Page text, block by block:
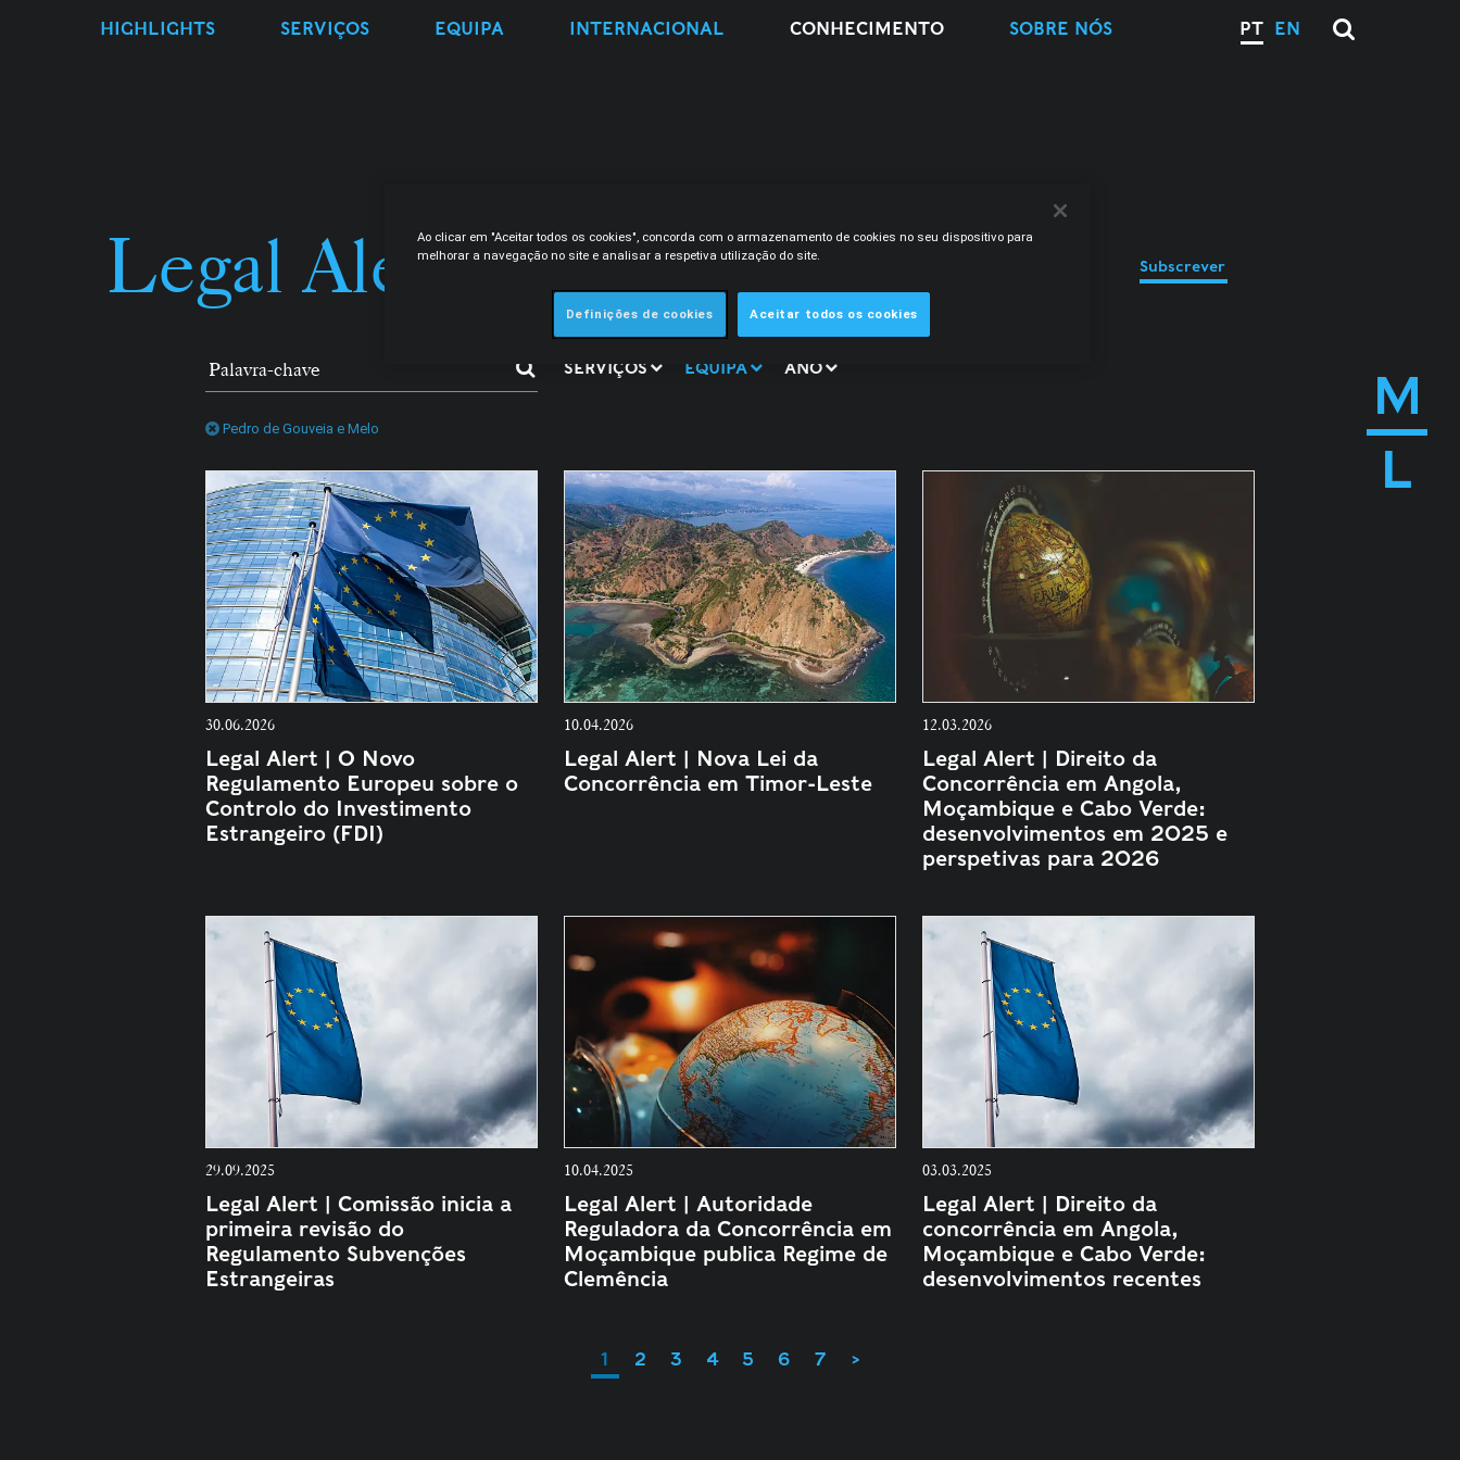
M
L
HIGHLIGHTS SERVIÇOS EQUIPA INTERNACIONAL CONHECIMENTO SOBRE NÓS PT EN
Legal Alerts Subscrever
SERVIÇOS EQUIPA ANO
Pedro de Gouveia e Melo
30.06.2026
Legal Alert | O Novo
Regulamento Europeu sobre o
Controlo do Investimento
Estrangeiro (FDI)
10.04.2026
Legal Alert | Nova Lei da
Concorrência em Timor-Leste
12.03.2026
Legal Alert | Direito da
Concorrência em Angola,
Moçambique e Cabo Verde:
desenvolvimentos em 2025 e
perspetivas para 2026
29.09.2025
Legal Alert | Comissão inicia a
primeira revisão do
Regulamento Subvenções
Estrangeiras
10.04.2025
Legal Alert | Autoridade
Reguladora da Concorrência em
Moçambique publica Regime de
Clemência
03.03.2025
Legal Alert | Direito da
concorrência em Angola,
Moçambique e Cabo Verde:
desenvolvimentos recentes
1 2 3 4 5 6 7 >
Ao clicar em "Aceitar todos os cookies", concorda com o armazenamento de cookies no seu dispositivo para
melhorar a navegação no site e analisar a respetiva utilização do site.
Definições de cookies Aceitar todos os cookies